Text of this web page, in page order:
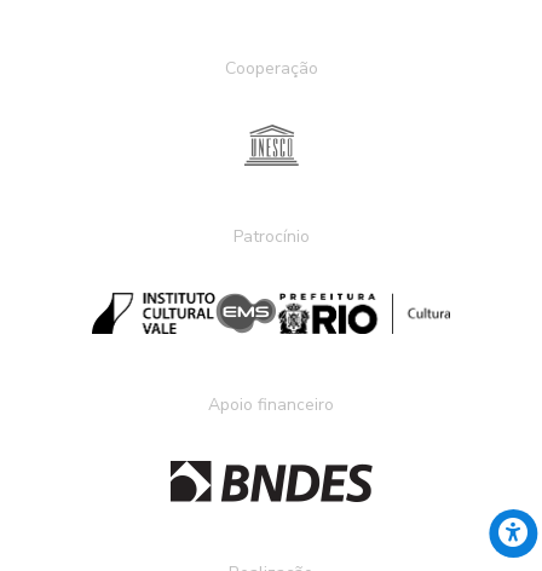
Cooperação
Patrocínio
Apoio financeiro